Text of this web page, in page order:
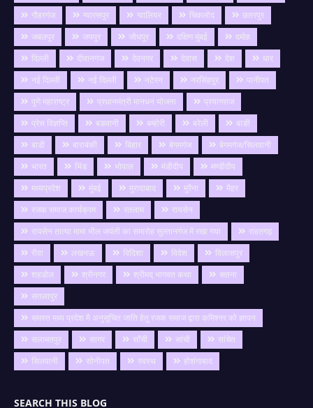
गौहरगंज
ग्यारसपुर ग्वालियर चिकलोद
छतरपुर
जबलपुर
जयपुर जोधपुर दक्षिण मुंबई
दमोह
दिल्ली
दीवानगंज देवनगर देवास देश
धार
नई दिल्ली
नई दिल्ली नटेरन नरसिंहपुर
पानीपत
पुणे महाराष्ट्र
प्रधानमंत्री मानधन योजना
प्रयागराज
प्रेस विज्ञप्ति
बङवानी बम्होरी बरेली
बाङी
बाडी
बाराबंकी बिहार बेगमगंज
बेगमगंज/सिलवानी
भारत
भिंड भोपाल मंडीदीप
मण्डीदीप
मध्यप्रदेश
मुंबई मुरादाबाद मुरैना
मैहर
रजक समाज कार्यक्रम
रतलाम
रायसेन
रायसेन तात्या मामा भील जयंती का समारोह सुल्तानगंज में रखा गया
राहतगढ़
रीवा
लखनऊ विदिशा विदेश
विलासपुर
शहडोल
श्रीनगर श्रीमद् भागवत कथा
सतना
सतलापुर
समस्त मध्य प्रदेश मै अनुसूचित जाति हेतु रजक समाज द्वारा कमिश्नर को ज्ञापन
सलामतपुर
सागर साँची सांची
सांचेत
सिलवानी
सोनीपत स्वस्थ होशंगाबाद
SEARCH THIS BLOG